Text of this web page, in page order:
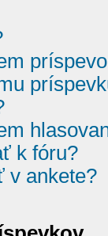
k fóru?
v ankete?